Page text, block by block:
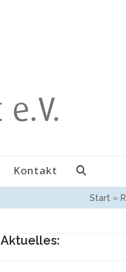
Kontakt
Start »
Aktuelles: